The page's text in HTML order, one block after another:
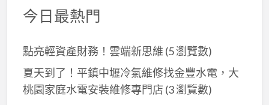
今日最熱門
點亮輕資產財務！雲端新思維 (5 瀏覽數)
夏天到了！平鎮中壢冷氣維修找金豐水電，大
桃園家庭水電安裝維修專門店 (3 瀏覽數)